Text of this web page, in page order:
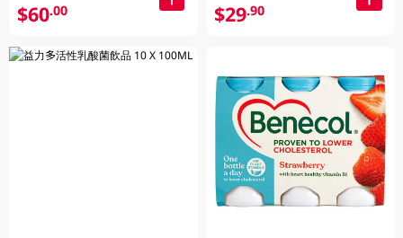
$60.00 $29.90